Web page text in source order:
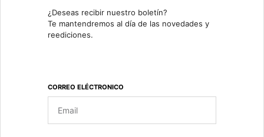
¿Deseas recibir nuestro boletín?
Te mantendremos al día de las novedades y
reediciones.
CORREO ELÉCTRONICO